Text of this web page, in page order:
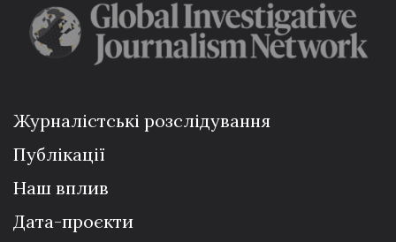
Журналістські розслідування
Публікації
Наш вплив
Дата-проєкти